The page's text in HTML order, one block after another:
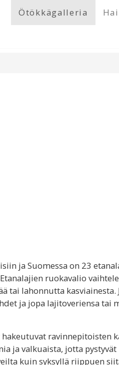
Ötökkägalleria
ja Suomessa on 23
ruokavalio
tai lahonnutta
ja jopa lajitoveriensa tai
ravinnepitoisten
ja valkuaista, jotta pystyvät
kuin syksyllä riippuen